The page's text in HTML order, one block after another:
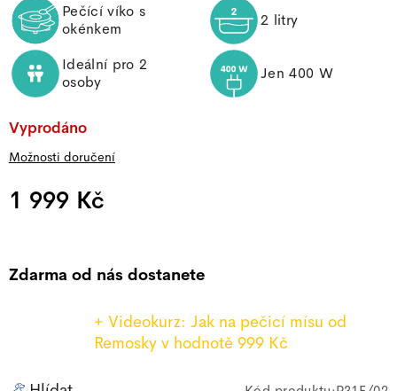
Pečící víko s
okénkem
2 litry
Ideální pro 2
osoby
Jen 400 W
Vyprodáno
Možnosti doručení
1 999 Kč
Měrná cena:
Zdarma od nás dostanete
+ Videokurz: Jak na pečicí mísu od
Remosky v hodnotě 999 Kč